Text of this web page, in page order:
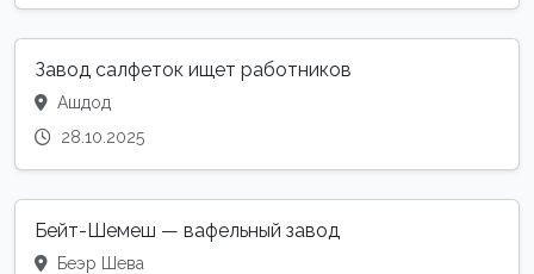
Завод салфеток ищет работников
Ашдод
28.10.2025
Бейт-Шемеш — вафельный завод
Беэр Шева